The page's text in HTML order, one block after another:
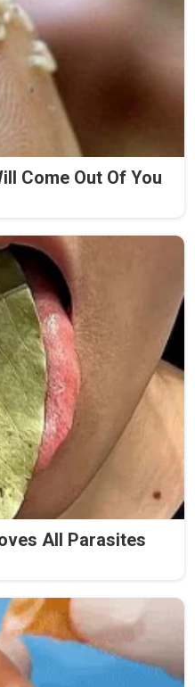
Come Out Of You
All Parasites